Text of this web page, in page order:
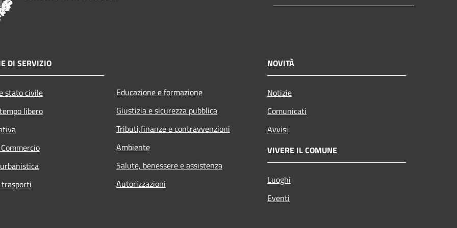
DI SERVIZIO
stato civile
libero
Educazione e formazione
Giustizia e sicurezza pubblica
Tributi,finanze e contravvenzioni
Ambiente
Salute, benessere e assistenza
Autorizzazioni
NOVITÀ
Notizie
Comunicati
Avvisi
VIVERE IL COMUNE
Luoghi
Eventi